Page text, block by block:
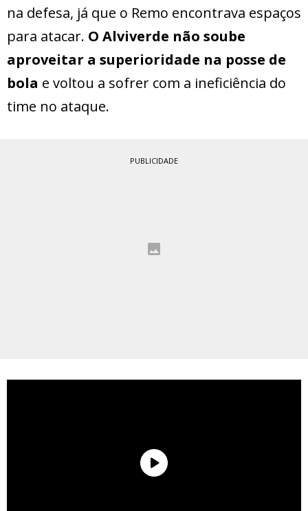
na defesa, já que o Remo encontrava espaços
para atacar. O Alviverde não soube
aproveitar a superioridade na posse de
bola e voltou a sofrer com a ineficiência do
time no ataque.
PUBLICIDADE